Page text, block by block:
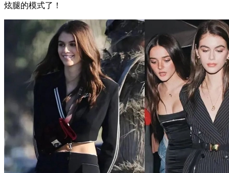
炫腿的模式了！